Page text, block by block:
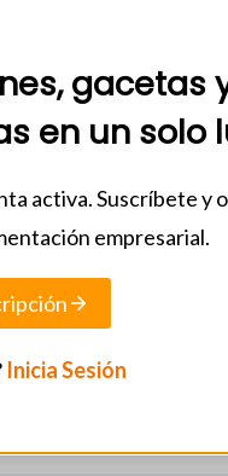
Fecha de
26
gacetas
en un solo
activa. Suscríbete y
empresarial.
Inicia Sesión